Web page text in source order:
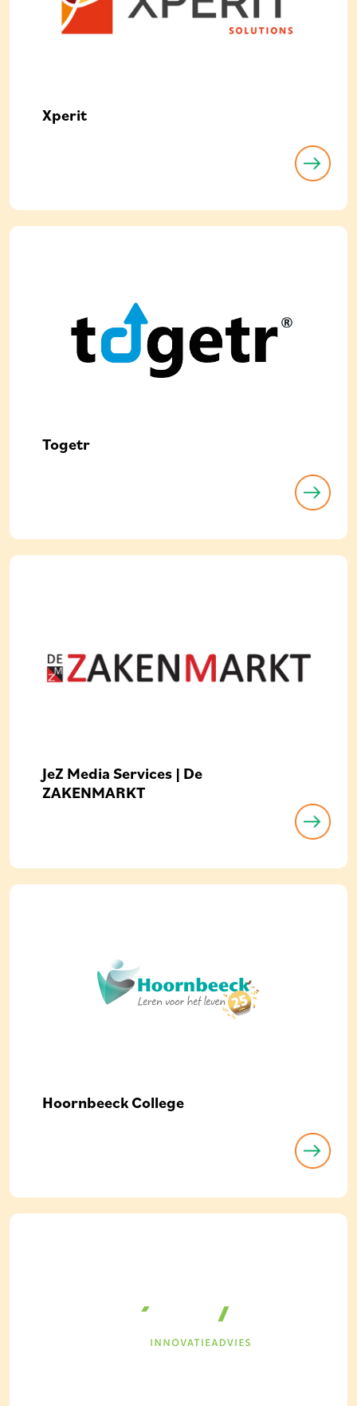
Xperit
Togetr
JeZ Media Services | De
ZAKENMARKT
Hoornbeeck College